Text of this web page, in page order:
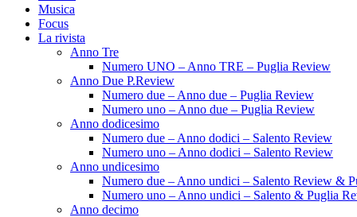
Musica
Focus
La rivista
Anno Tre
Numero UNO – Anno TRE – Puglia Review
Anno Due P.Review
Numero due – Anno due – Puglia Review
Numero uno – Anno due – Puglia Review
Anno dodicesimo
Numero due – Anno dodici – Salento Review
Numero uno – Anno dodici – Salento Review
Anno undicesimo
Numero due – Anno undici – Salento Review &
Numero uno – Anno undici – Salento & Puglia
Anno decimo